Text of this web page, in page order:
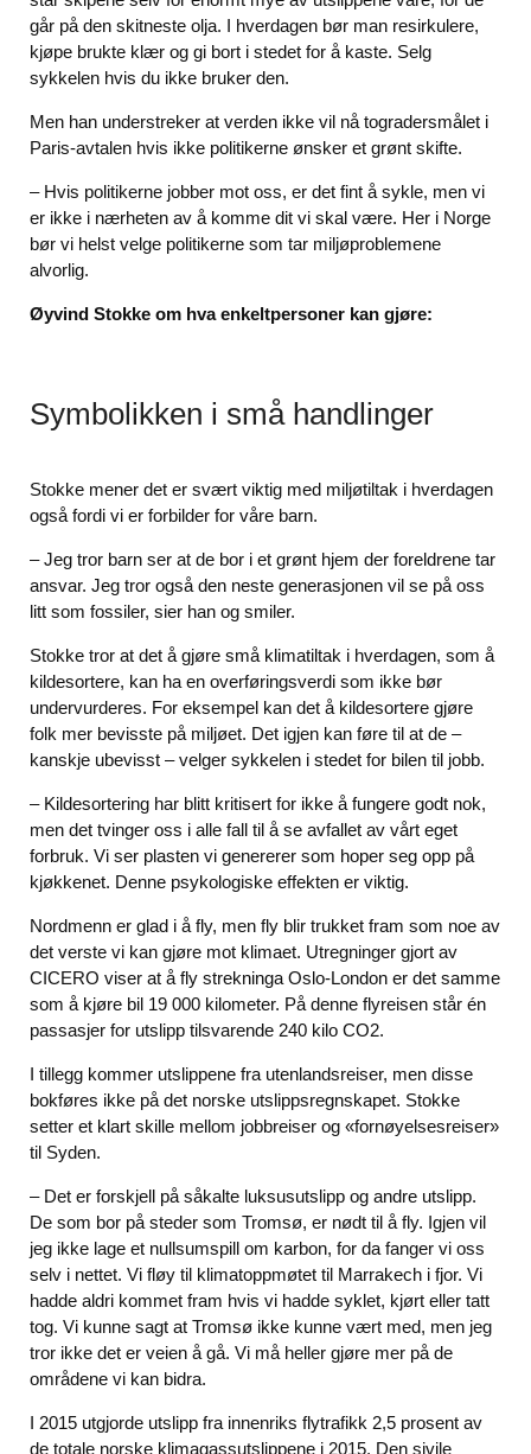
går på den skitneste olja. I hverdagen bør man resirkulere,
kjøpe brukte klær og gi bort i stedet for å kaste. Selg
sykkelen hvis du ikke bruker den.
Men han understreker at verden ikke vil nå togradersmålet i
Paris-avtalen hvis ikke politikerne ønsker et grønt skifte.
– Hvis politikerne jobber mot oss, er det fint å sykle, men vi
er ikke i nærheten av å komme dit vi skal være. Her i Norge
bør vi helst velge politikerne som tar miljøproblemene
alvorlig.
Øyvind Stokke om hva enkeltpersoner kan gjøre:
Symbolikken i små handlinger
Stokke mener det er svært viktig med miljøtiltak i hverdagen
også fordi vi er forbilder for våre barn.
– Jeg tror barn ser at de bor i et grønt hjem der foreldrene tar
ansvar. Jeg tror også den neste generasjonen vil se på oss
litt som fossiler, sier han og smiler.
Stokke tror at det å gjøre små klimatiltak i hverdagen, som å
kildesortere, kan ha en overføringsverdi som ikke bør
undervurderes. For eksempel kan det å kildesortere gjøre
folk mer bevisste på miljøet. Det igjen kan føre til at de –
kanskje ubevisst – velger sykkelen i stedet for bilen til jobb.
– Kildesortering har blitt kritisert for ikke å fungere godt nok,
men det tvinger oss i alle fall til å se avfallet av vårt eget
forbruk. Vi ser plasten vi genererer som hoper seg opp på
kjøkkenet. Denne psykologiske effekten er viktig.
Nordmenn er glad i å fly, men fly blir trukket fram som noe av
det verste vi kan gjøre mot klimaet. Utregninger gjort av
CICERO viser at å fly strekninga Oslo-London er det samme
som å kjøre bil 19 000 kilometer. På denne flyreisen står én
passasjer for utslipp tilsvarende 240 kilo CO2.
I tillegg kommer utslippene fra utenlandsreiser, men disse
bokføres ikke på det norske utslippsregnskapet. Stokke
setter et klart skille mellom jobbreiser og «fornøyelsesreiser»
til Syden.
– Det er forskjell på såkalte luksusutslipp og andre utslipp.
De som bor på steder som Tromsø, er nødt til å fly. Igjen vil
jeg ikke lage et nullsumspill om karbon, for da fanger vi oss
selv i nettet. Vi fløy til klimatoppmøtet til Marrakech i fjor. Vi
hadde aldri kommet fram hvis vi hadde syklet, kjørt eller tatt
tog. Vi kunne sagt at Tromsø ikke kunne vært med, men jeg
tror ikke det er veien å gå. Vi må heller gjøre mer på de
områdene vi kan bidra.
I 2015 utgjorde utslipp fra innenriks flytrafikk 2,5 prosent av
de totale norske klimagassutslippene i 2015. Den sivile